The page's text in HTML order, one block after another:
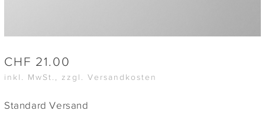
CHF 21.00
inkl. MwSt., zzgl. Versandkosten
Standard Versand